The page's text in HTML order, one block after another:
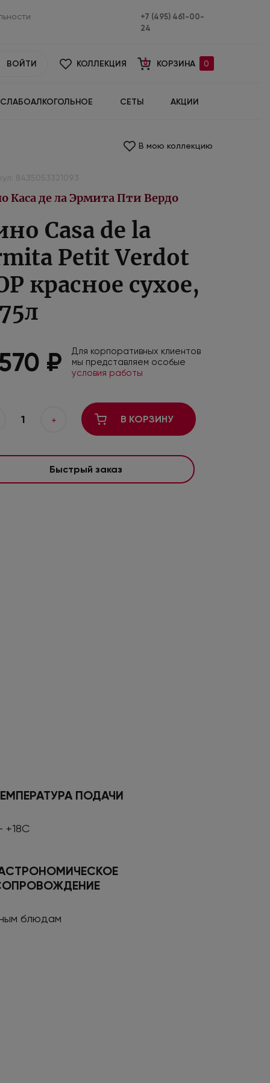
+7 (495) 461-00-
24
ВОЙТИ КОЛЛЕКЦИЯ КОРЗИНА 0
СЛАБОАЛКОГОЛЬНОЕ СЕТЫ АКЦИИ
В мою коллекцию
Каса де ла Эрмита Пти Вердо
Casa de la
Petit Verdot
красное сухое,
₽
Для корпоративных клиентов
мы представляем особые
условия работы
1 + В КОРЗИНУ
Быстрый заказ
ПОДАЧИ
+18С
блюдам